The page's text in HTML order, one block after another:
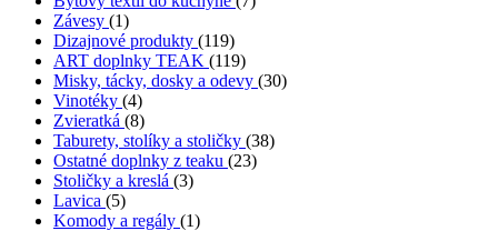
Závesy (1)
Dizajnové produkty (119)
ART doplnky TEAK (119)
Misky, tácky, dosky a odevy (30)
Vinotéky (4)
Zvieratká (8)
Taburety, stolíky a stoličky (38)
Ostatné doplnky z teaku (23)
Stoličky a kreslá (3)
Lavica (5)
Komody a regály (1)